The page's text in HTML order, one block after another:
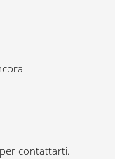
contattarti.